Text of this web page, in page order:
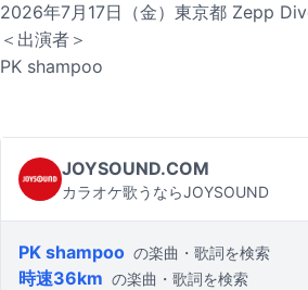
2026年7月17日（金）東京都 Zepp
＜出演者＞
PK shampoo
JOYSOUND.COM
カラオケ歌うならJOYSOUND
PK shampoo の楽曲・歌詞を検索
時速36km の楽曲・歌詞を検索